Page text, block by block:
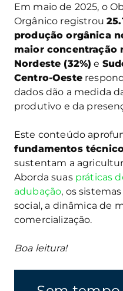
Em maio de 2025, o
Orgânico registrou
produção orgânica
maior concentração
Nordeste (32%) e
Centro-Oeste
dados dão a medida
produtivo e da
Este conteúdo
fundamentos
sustentam a
Aborda suas práticas
adubação, os
social, a dinâmica de
comercialização.
Boa leitura!